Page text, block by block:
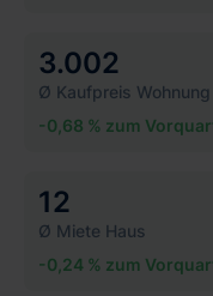
3.002
Ø Kaufpreis Wohnung
-0,68 % zum
12
Ø Miete Haus
-0,24 % zum